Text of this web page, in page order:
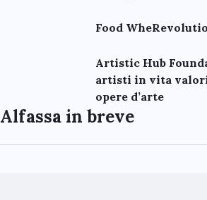
Food
Artistic Hub
artisti in vita
opere d’arte
Alfassa in breve